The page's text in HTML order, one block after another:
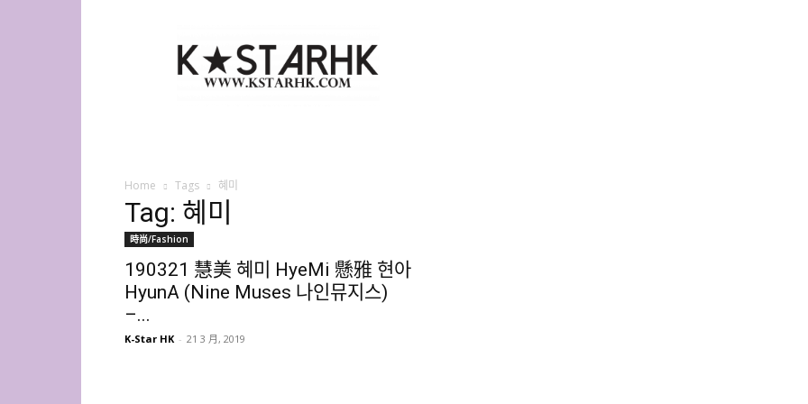
Star
HK
Home Tags 혜미
Tag: 혜미
時尚/Fashion
190321 慧美 혜미 HyeMi 懸雅 현아
HyunA (Nine Muses 나인뮤지스)
–...
K-Star HK - 21 3 月, 2019